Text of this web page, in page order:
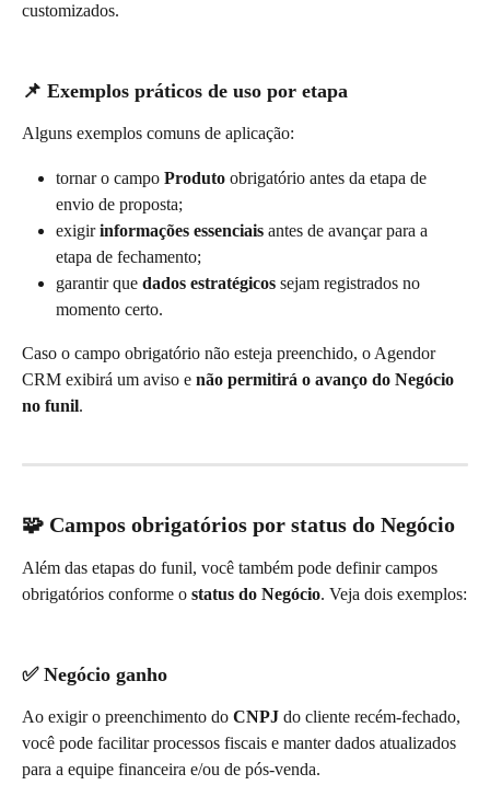
customizados.
📌 Exemplos práticos de uso por etapa
Alguns exemplos comuns de aplicação:
tornar o campo Produto obrigatório antes da etapa de
envio de proposta;
exigir informações essenciais antes de avançar para a
etapa de fechamento;
garantir que dados estratégicos sejam registrados no
momento certo.
Caso o campo obrigatório não esteja preenchido, o Agendor
CRM exibirá um aviso e não permitirá o avanço do Negócio
no funil.
🧩 Campos obrigatórios por status do Negócio
Além das etapas do funil, você também pode definir campos
obrigatórios conforme o status do Negócio. Veja dois exemplos:
✅ Negócio ganho
Ao exigir o preenchimento do CNPJ do cliente recém-fechado,
você pode facilitar processos fiscais e manter dados atualizados
para a equipe financeira e/ou de pós-venda.